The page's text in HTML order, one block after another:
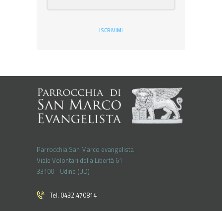
ISCRIVIMI
Parrocchia San Marco evangelista
Viale Volontari della Libertá 61
33100 - Udine (UD)
Tel. 0432.470814